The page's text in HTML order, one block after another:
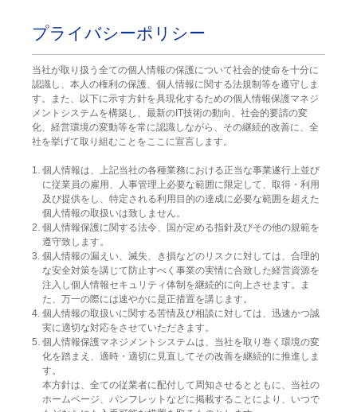
プライバシーポリシー
当社が取り扱う全ての個人情報の保護について社会的使命を十分に
認識し、本人の権利の保護、個人情報に関する法規制等を遵守しま
す。また、以下に示す方針を具現化するための個人情報保護マネジ
メントシステムを構築し、最新のIT技術の動向、社会的要請の変
化、経営環境の変動等を常に認識しながら、その継続的改善に、全
社を挙げて取り組むことをここに宣言します。
1. 個人情報は、上記当社の各種業務における正当な事業遂行上並び
に従業員の雇用、人事管理上必要な範囲に限定して、取得・利用
及び提供をし、特定される利用目的の達成に必要な範囲を超えた
個人情報の取扱いは致しません。
2. 個人情報保護に関する法令、国が定める指針及びその他の規範を
遵守致します。
3. 個人情報の漏えい、滅失、き損などのリスクに対しては、合理的
な安全対策を講じて防止すべく事業の実情に合致した経営資源を
注入し個人情報セキュリティ体制を継続的に向上させます。ま
た、万一の際には速やかに是正措置を講じます。
4. 個人情報の取扱いに関する苦情及び相談に対しては、迅速かつ誠
実に適切な対応をさせていただきます。
5. 個人情報保護マネジメントシステムは、当社を取り巻く環境の変
化を踏まえ、適時・適切に見直してその改善を継続的に推進しま
す。
本方針は、全ての従業者に配付して周知させるとともに、当社の
ホームページ、パンフレットなどに掲載することにより、いつで